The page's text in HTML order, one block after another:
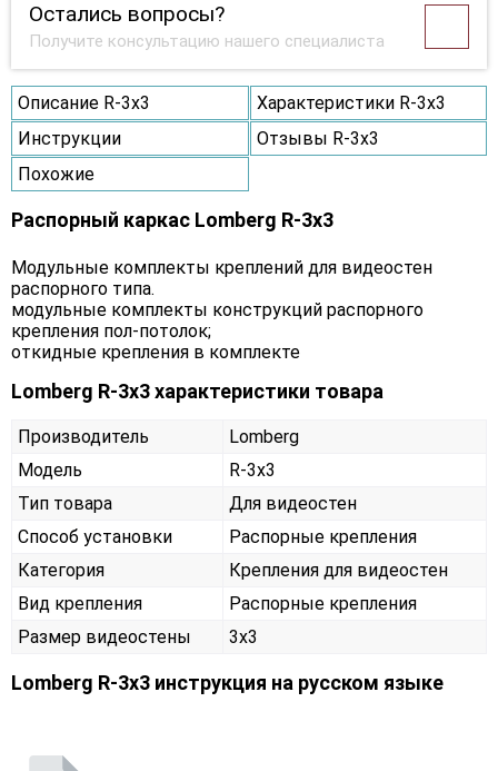
Остались вопросы?
Получите консультацию нашего специалиста
Описание R-3х3
Характеристики R-3х3
Инструкции
Отзывы R-3х3
Похожие
Распорный каркас Lomberg R-3х3
Модульные комплекты креплений для видеостен
распорного типа.
модульные комплекты конструкций распорного
крепления пол-потолок;
откидные крепления в комплекте
Lomberg R-3х3 характеристики товара
Производитель
Lomberg
Модель
R-3х3
Тип товара
Для видеостен
Способ установки
Распорные крепления
Категория
Крепления для видеостен
Вид крепления
Распорные крепления
Размер видеостены
3x3
Lomberg R-3х3 инструкция на русском языке